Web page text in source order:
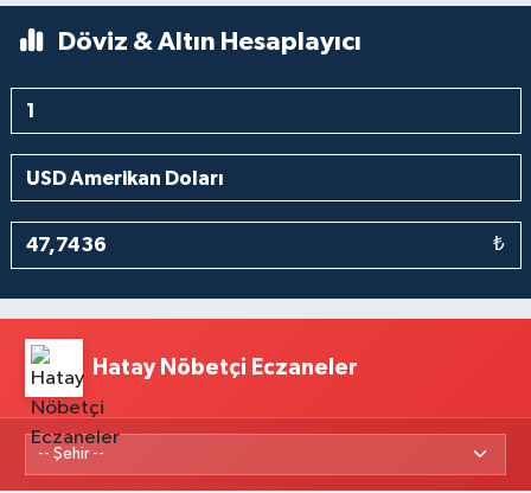
Döviz & Altın Hesaplayıcı
₺
Hatay Nöbetçi Eczaneler